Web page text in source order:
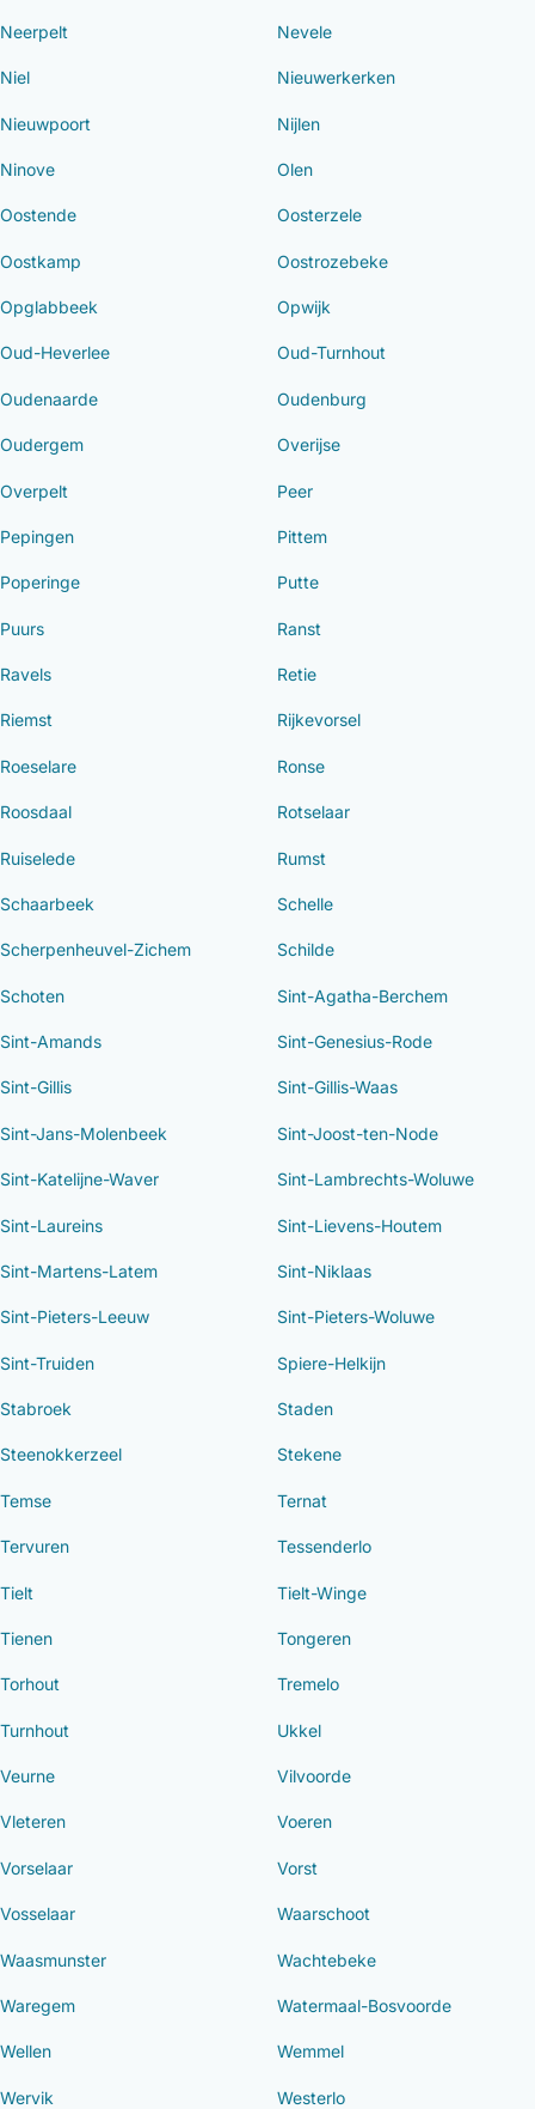
Neerpelt Nevele
Niel Nieuwerkerken
Nieuwpoort Nijlen
Ninove Olen
Oostende Oosterzele
Oostkamp Oostrozebeke
Opglabbeek Opwijk
Oud-Heverlee Oud-Turnhout
Oudenaarde Oudenburg
Oudergem Overijse
Overpelt Peer
Pepingen Pittem
Poperinge Putte
Puurs Ranst
Ravels Retie
Riemst Rijkevorsel
Roeselare Ronse
Roosdaal Rotselaar
Ruiselede Rumst
Schaarbeek Schelle
Scherpenheuvel-Zichem Schilde
Schoten Sint-Agatha-Berchem
Sint-Amands Sint-Genesius-Rode
Sint-Gillis Sint-Gillis-Waas
Sint-Jans-Molenbeek Sint-Joost-ten-Node
Sint-Katelijne-Waver Sint-Lambrechts-Woluwe
Sint-Laureins Sint-Lievens-Houtem
Sint-Martens-Latem Sint-Niklaas
Sint-Pieters-Leeuw Sint-Pieters-Woluwe
Sint-Truiden Spiere-Helkijn
Stabroek Staden
Steenokkerzeel Stekene
Temse Ternat
Tervuren Tessenderlo
Tielt Tielt-Winge
Tienen Tongeren
Torhout Tremelo
Turnhout Ukkel
Veurne Vilvoorde
Vleteren Voeren
Vorselaar Vorst
Vosselaar Waarschoot
Waasmunster Wachtebeke
Waregem Watermaal-Bosvoorde
Wellen Wemmel
Wervik Westerlo